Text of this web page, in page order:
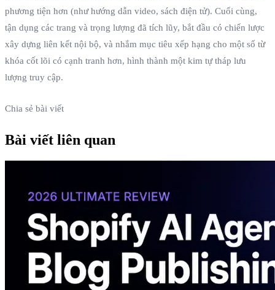
phương tiện hơn (như hướng dẫn video, sách điện tử). Cuối cùng,
tận dụng các trang và trọng lượng đã tích lũy, bắt đầu có chiến lược
xây dựng liên kết nội bộ, và nhắm mục tiêu xếp hạng cho một số từ
khóa cốt lõi có cạnh tranh hơn, hình thành một kim tự tháp lưu
lượng truy cập.
Chia sẻ bài viết
Bài viết liên quan